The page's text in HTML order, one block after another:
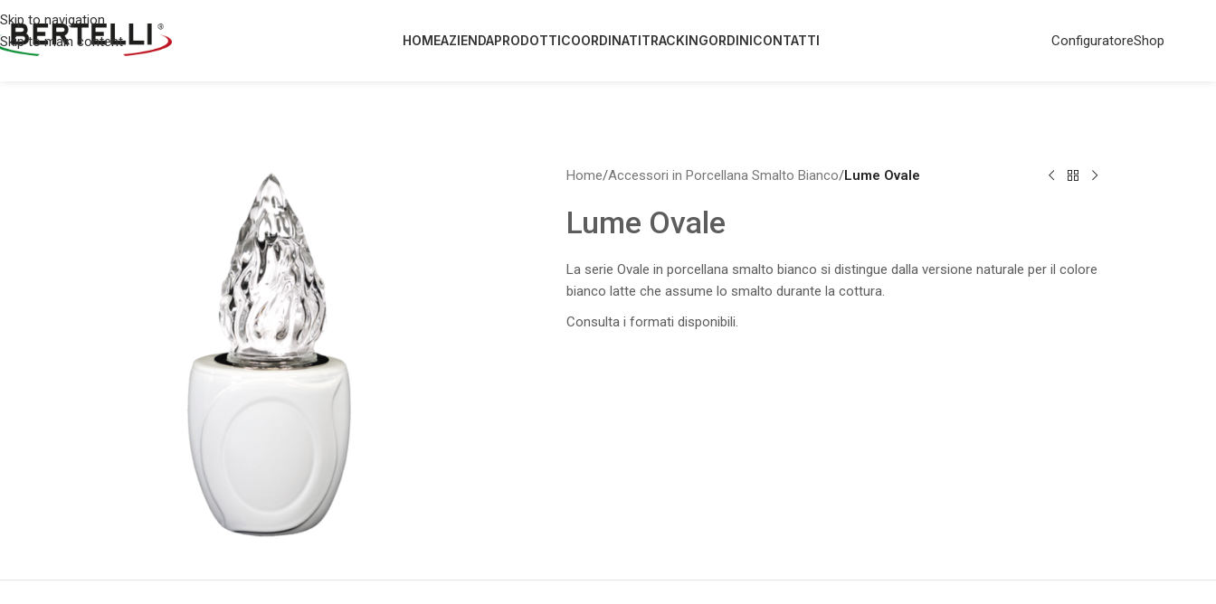
Skip to navigation
Skip to main content
HOMEAZIENDAPRODOTTICOORDINATITRACKINGORDINICONTATTI ConfiguratoreShop
Home/Accessori in Porcellana Smalto Bianco/Lume Ovale
Lume Ovale
La serie Ovale in porcellana smalto bianco si distingue dalla versione naturale per il colore
bianco latte che assume lo smalto durante la cottura.
Consulta i formati disponibili.